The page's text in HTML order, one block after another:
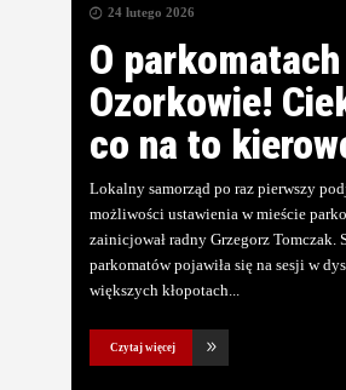
24 lutego 2026
O
Ozorkowie!
co na to
Lokalny samorząd po raz pierwszy
możliwości ustawienia w mieście
zainicjował radny Grzegorz Tomczak.
parkomatów pojawiła się na sesji w
większych kłopotach
Czytaj więcej